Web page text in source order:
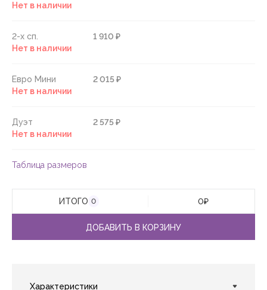
Нет в наличии
2-х сп.
1 910 ₽
Нет в наличии
Евро Мини
2 015 ₽
Нет в наличии
Дуэт
2 575 ₽
Нет в наличии
Таблица размеров
ИТОГО 0 0₽
ДОБАВИТЬ В КОРЗИНУ